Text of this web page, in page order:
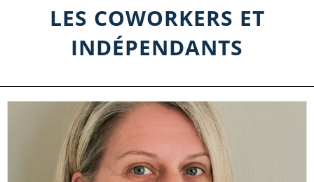
LES COWORKERS ET
INDÉPENDANTS